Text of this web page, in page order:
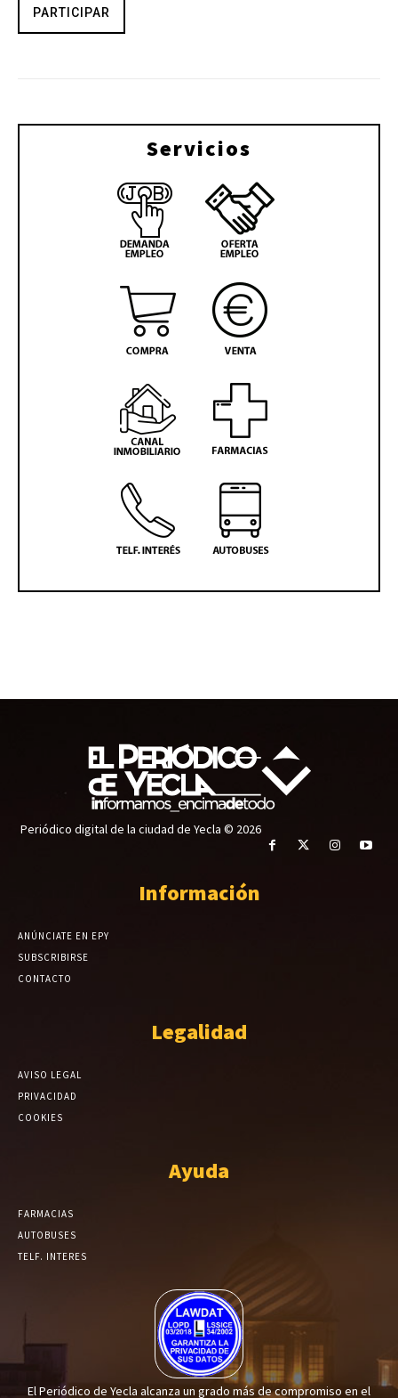
PARTICIPAR
Servicios
Periódico digital de la ciudad de Yecla © 2026
Información
ANÚNCIATE EN EPY
SUBSCRIBIRSE
CONTACTO
Legalidad
AVISO LEGAL
PRIVACIDAD
COOKIES
Ayuda
FARMACIAS
AUTOBUSES
TELF. INTERES
El Periódico de Yecla alcanza un grado más de compromiso en el